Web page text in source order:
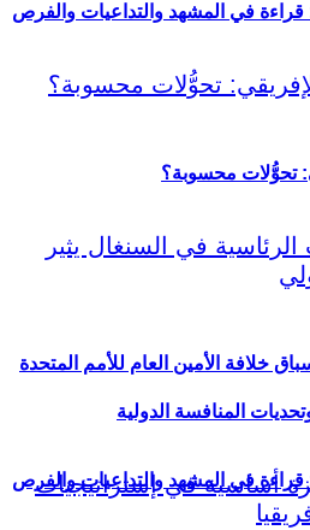
قراءة في المشهد والتداعيات والفرص
قراءة في المشهد والتداعيات والفرص
تحوُّلات محسوبة؟
خلافة الأمين العام للأمم المتحدة
المنافسة الدولية